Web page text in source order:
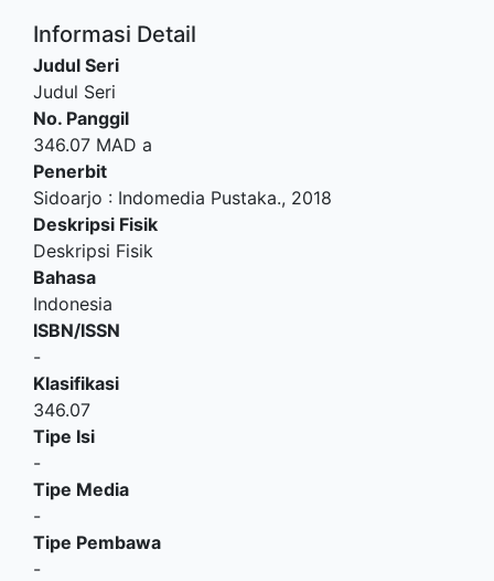
Informasi Detail
Judul Seri
Judul Seri
No. Panggil
346.07 MAD a
Penerbit
Sidoarjo : Indomedia Pustaka., 2018
Deskripsi Fisik
Deskripsi Fisik
Bahasa
Indonesia
ISBN/ISSN
-
Klasifikasi
346.07
Tipe Isi
-
Tipe Media
-
Tipe Pembawa
-